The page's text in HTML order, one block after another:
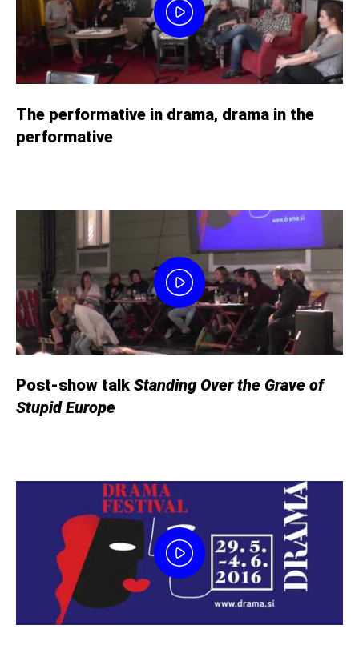
The performative in drama, drama in the
performative
Post-show talk Standing Over the Grave of
Stupid Europe